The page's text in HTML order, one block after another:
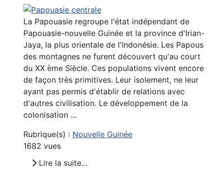
La Papouasie regroupe l'état indépendant de
Papouasie-nouvelle Guinée et la province d'Irian-
Jaya, la plus orientale de l'Indonésie. Les Papous
des montagnes ne furent découvert qu'au court
du XX ème Siècle. Ces populations vivent encore
de façon très primitives. Leur isolement, ne leur
ayant pas permis d'établir de relations avec
d'autres civilisation. Le développement de la
colonisation ...
Rubrique(s) : Nouvelle Guinée
1682 vues
Lire la suite...